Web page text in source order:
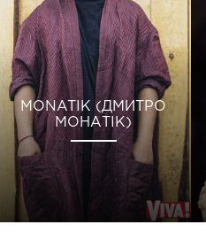
MONATIK (ДМИТРО
МОНАТІК)